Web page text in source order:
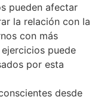
pueden afectar
la relación con la
con más
puede
por esta
desde